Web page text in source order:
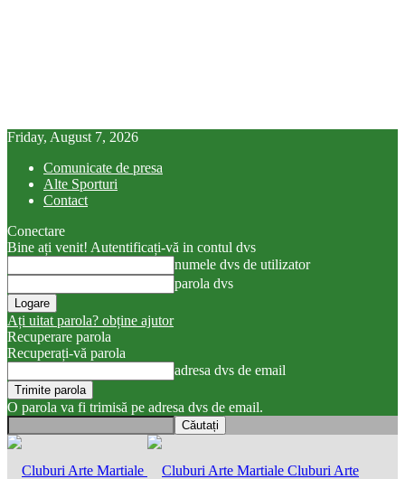
Friday, August 7, 2026
Comunicate de presa
Alte Sporturi
Contact
Conectare
Bine ați venit! Autentificați-vă in contul dvs
numele dvs de utilizator
parola dvs
Ați uitat parola? obține ajutor
Recuperare parola
Recuperați-vă parola
adresa dvs de email
O parola va fi trimisă pe adresa dvs de email.
Cluburi Arte